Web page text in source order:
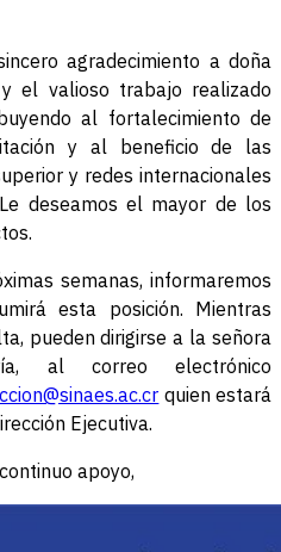
agradecimiento a doña
el valioso trabajo realizado
al fortalecimiento de
y al beneficio de las
y redes internacionales
deseamos el mayor de los
semanas, informaremos
esta posición. Mientras
pueden dirigirse a la señora
al correo electrónico
quien estará
Ejecutiva.
apoyo,